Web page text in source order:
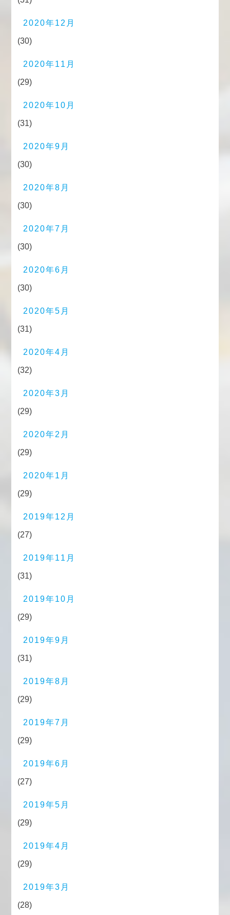
2020年12月
(30)
2020年11月
(29)
2020年10月
(31)
2020年9月
(30)
2020年8月
(30)
2020年7月
(30)
2020年6月
(30)
2020年5月
(31)
2020年4月
(32)
2020年3月
(29)
2020年2月
(29)
2020年1月
(29)
2019年12月
(27)
2019年11月
(31)
2019年10月
(29)
2019年9月
(31)
2019年8月
(29)
2019年7月
(29)
2019年6月
(27)
2019年5月
(29)
2019年4月
(29)
2019年3月
(28)